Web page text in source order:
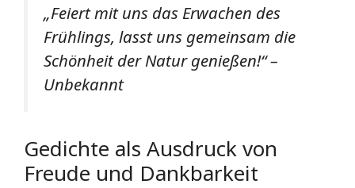
„Feiert mit uns das Erwachen des
Frühlings, lasst uns gemeinsam die
Schönheit der Natur genießen!“–
Unbekannt
Gedichte als Ausdruck von
Freude und Dankbarkeit